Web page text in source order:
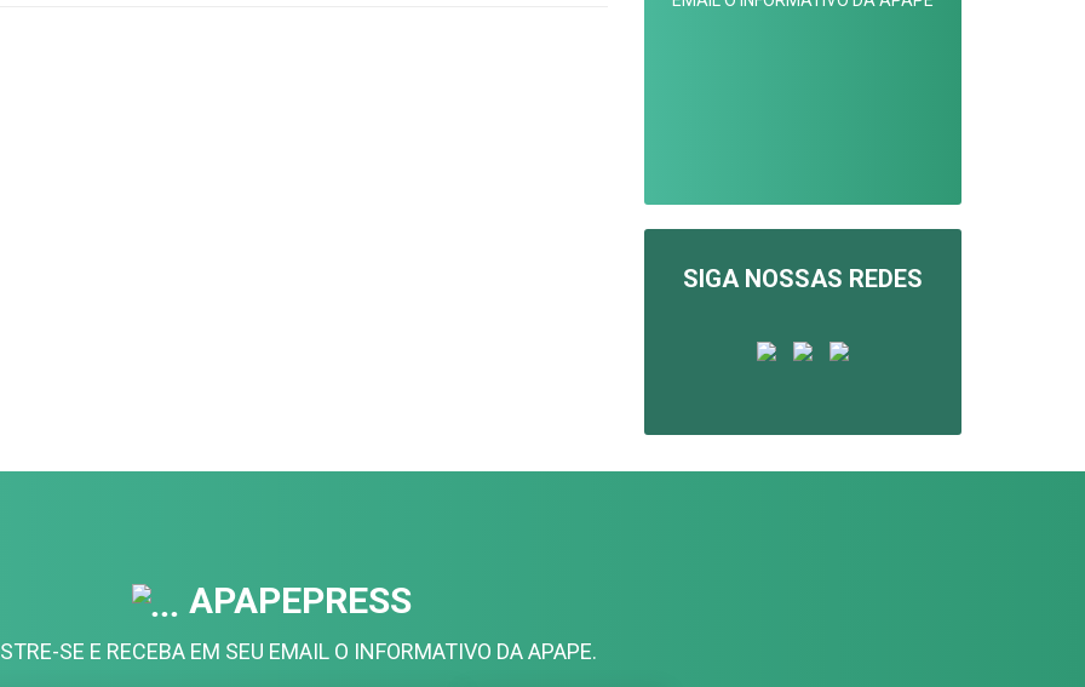
SIGA NOSSAS REDES
APAPEPRESS
SE E RECEBA EM SEU EMAIL O INFORMATIVO DA APAPE.